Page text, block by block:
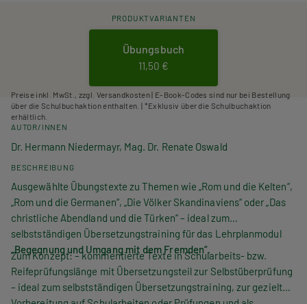
PRODUKTVARIANTEN
Übungsbuch
11,50 €
Preise inkl. MwSt., zzgl. Versandkosten | E-Book-Codes sind nur bei Bestellung
über die Schulbuchaktion enthalten. | *Exklusiv über die Schulbuchaktion
erhältlich.
AUTOR/INNEN
Dr. Hermann Niedermayr, Mag. Dr. Renate Oswald
BESCHREIBUNG
Ausgewählte Übungstexte zu Themen wie „Rom und die Kelten“,
„Rom und die Germanen“, „Die Völker Skandinaviens“ oder „Das
christliche Abendland und die Türken“ – ideal zum
selbstständigen Übersetzungstraining für das Lehrplanmodul
„Begegnung und Umgang mit dem Fremden“
Zum Konzept: – kommentierte Texte in Schularbeits- bzw.
Reifeprüfungslänge mit Übersetzungsteil zur Selbstüberprüfung
– ideal zum selbstständigen Übersetzungstraining, zur gezielten